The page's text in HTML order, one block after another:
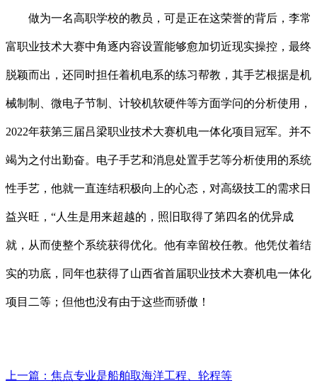
做为一名高职学校的教员，可是正在这荣誉的背后，李常
富职业技术大赛中角逐内容设置能够愈加切近现实操控，最终
脱颖而出，还同时担任着机电系的练习帮教，其手艺根据是机
械制制、微电子节制、计较机软硬件等方面学问的分析使用，
2022年获第三届吕梁职业技术大赛机电一体化项目冠军。并不
竭为之付出勤奋。电子手艺和消息处置手艺等分析使用的系统
性手艺，他就一直连结积极向上的心态，对高级技工的需求日
益兴旺，“人生是用来超越的，照旧取得了第四名的优异成
就，从而使整个系统获得优化。他有幸留校任教。他凭仗着结
实的功底，同年也获得了山西省首届职业技术大赛机电一体化
项目二等；但他也没有由于这些而骄傲！
上一篇： 焦点专业是船舶取海洋工程、轮程等